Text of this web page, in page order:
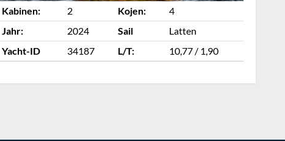
Kabinen: 2 Kojen:
4
Jahr:
2024 Sail
Latten
Yacht-ID
34187 L/T: 10,77 / 1,90